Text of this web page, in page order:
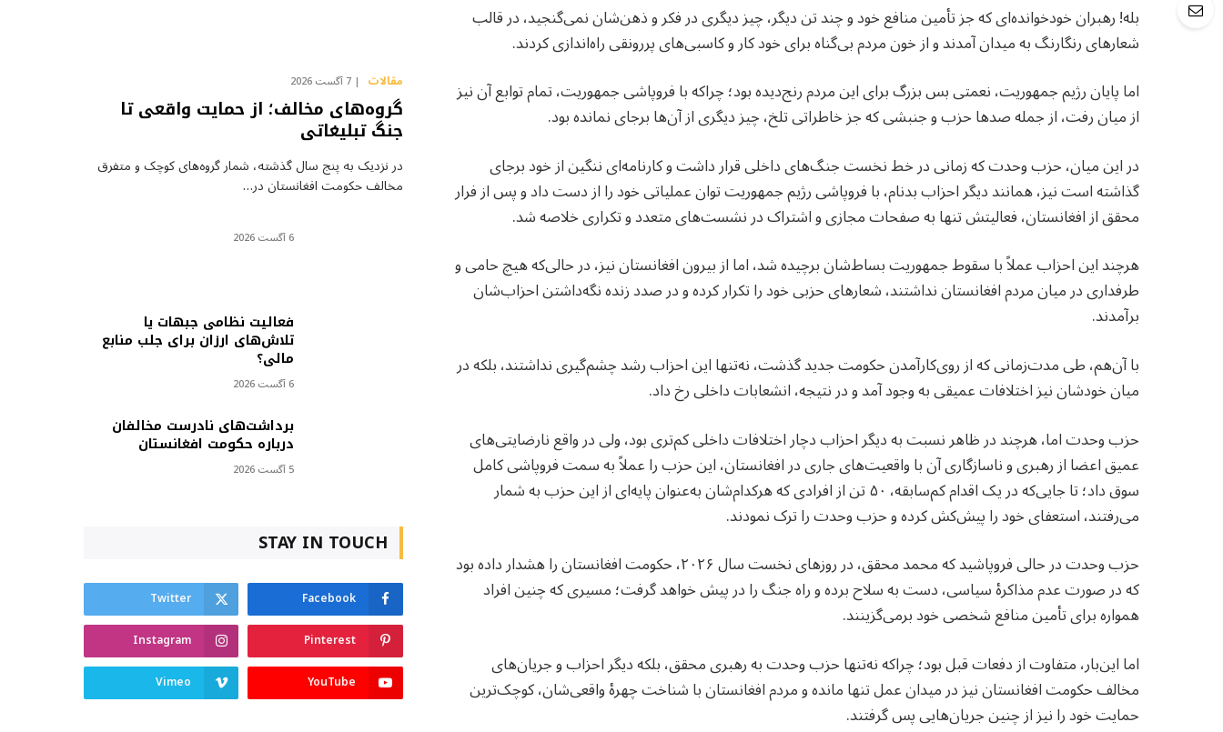
بله! رهبران خودخوانده‌ای که جز تأمین منافع خود و چند تن دیگر، چیز دیگری در فکر و ذهن‌شان نمی‌گنجید، در قالب
شعارهای رنگارنگ به میدان آمدند و از خون مردم بی‌گناه برای خود کار و کاسبی‌های پررونقی راه‌اندازی کردند.
اما پایان رژیم جمهوریت، نعمتی بس بزرگ برای این مردم رنج‌دیده بود؛ چراکه با فروپاشی جمهوریت، تمام توابع آن نیز
از میان رفت، از جمله صدها حزب و جنبشی که جز خاطراتی تلخ، چیز دیگری از آن‌ها برجای نمانده بود.
در این میان، حزب وحدت که زمانی در خط نخست جنگ‌های داخلی قرار داشت و کارنامه‌ای ننگین از خود برجای
گذاشته است نیز، همانند دیگر احزاب بدنام، با فروپاشی رژیم جمهوریت توان عملیاتی خود را از دست داد و پس از فرار
محقق از افغانستان، فعالیتش تنها به صفحات مجازی و اشتراک در نشست‌های متعدد و تکراری خلاصه شد.
هرچند این احزاب عملاً با سقوط جمهوریت بساط‌شان برچیده شد، اما از بیرون افغانستان نیز، در حالی‌که هیچ حامی و
طرفداری در میان مردم افغانستان نداشتند، شعارهای حزبی خود را تکرار کرده و در صدد زنده نگه‌داشتن احزاب‌شان
برآمدند.
با آن‌هم، طی مدت‌زمانی که از روی‌کارآمدن حکومت جدید گذشت، نه‌تنها این احزاب رشد چشم‌گیری نداشتند، بلکه در
میان خودشان نیز اختلافات عمیقی به وجود آمد و در نتیجه، انشعابات داخلی رخ داد.
حزب وحدت اما، هرچند در ظاهر نسبت به دیگر احزاب دچار اختلافات داخلی کم‌تری بود، ولی در واقع نارضایتی‌های
عمیق اعضا از رهبری و ناسازگاری آن با واقعیت‌های جاری در افغانستان، این حزب را عملاً به سمت فروپاشی کامل
سوق داد؛ تا جایی‌که در یک اقدام کم‌سابقه، ۵۰ تن از افرادی که هرکدام‌شان به‌عنوان پایه‌ای از این حزب به شمار
می‌رفتند، استعفای خود را پیش‌کش کرده و حزب وحدت را ترک نمودند.
حزب وحدت در حالی فروپاشید که محمد محقق، در روزهای نخست سال ۲۰۲۶، حکومت افغانستان را هشدار داده بود
که در صورت عدم مذاکرهٔ سیاسی، دست به سلاح برده و راه جنگ را در پیش خواهد گرفت؛ مسیری که چنین افراد
همواره برای تأمین منافع شخصی خود برمی‌گزینند.
اما این‌بار، متفاوت از دفعات قبل بود؛ چراکه نه‌تنها حزب وحدت به رهبری محقق، بلکه دیگر احزاب و جریان‌های
مخالف حکومت افغانستان نیز در میدان عمل تنها مانده و مردم افغانستان با شناخت چهرهٔ واقعی‌شان، کوچک‌ترین
حمایت خود را نیز از چنین جریان‌هایی پس گرفتند.
مقالات 7 آگست 2026
گروه‌های مخالف؛ از حمایت واقعی تا
جنگ تبلیغاتی
در نزدیک به پنج سال گذشته، شمار گروه‌های کوچک و متفرق
مخالف حکومت افغانستان در…
6 آگست 2026
فعالیت نظامی جبهات یا
تلاش‌های ارزان برای جلب منابع
مالی؟
6 آگست 2026
برداشت‌های نادرست مخالفان
درباره حکومت افغانستان
5 آگست 2026
STAY IN TOUCH
Facebook
Twitter
Pinterest
Instagram
YouTube
Vimeo